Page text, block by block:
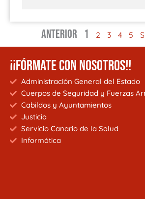
ANTERIOR 1 2 3 4 5
¡¡FÓRMATE CON NOSOTROS!!
Administración General del Estado
Cuerpos de Seguridad y Fuerzas
Cabildos y Ayuntamientos
Justicia
Servicio Canario de la Salud
Informática